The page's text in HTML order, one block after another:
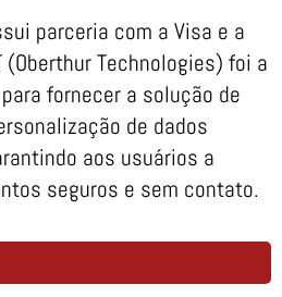
parceria com a Visa e a
(Oberthur Technologies) foi a
fornecer a solução de
de dados
aos usuários a
seguros e sem contato.